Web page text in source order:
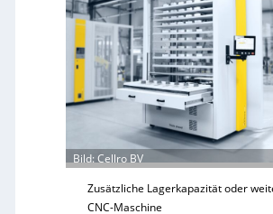
n
c
h
e
r
Ü
b
Bild: Cellro BV
Zusätzliche Lagerkapazität oder
CNC-Maschine